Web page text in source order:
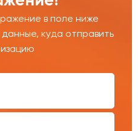
в поле ниже
куда отправить